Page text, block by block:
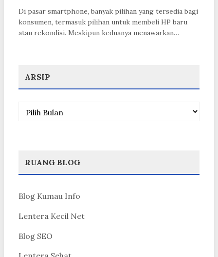
Di pasar smartphone, banyak pilihan yang tersedia bagi
konsumen, termasuk pilihan untuk membeli HP baru
atau rekondisi. Meskipun keduanya menawarkan…
ARSIP
Arsip
RUANG BLOG
Blog Kumau Info
Lentera Kecil Net
Blog SEO